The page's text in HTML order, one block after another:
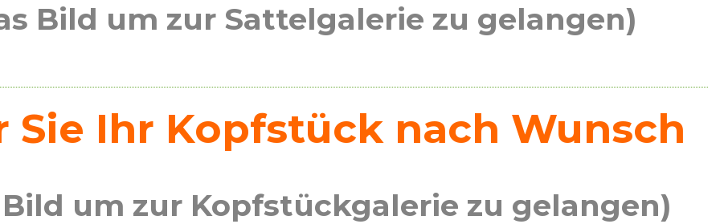
Bild um zur Sattelgalerie zu gelangen)
Ihr Kopfstück nach Wunsch
um zur Kopfstückgalerie zu gelangen)